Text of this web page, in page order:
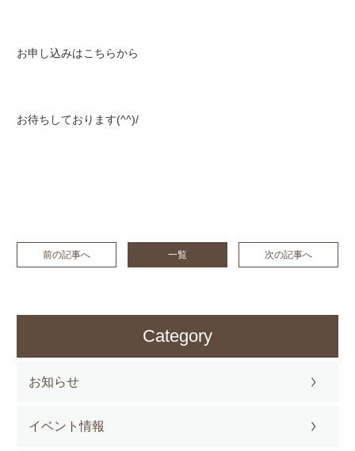
お申し込みはこちらから
お待ちしております(^^)/
前の記事へ 一覧 次の記事へ
Category
お知らせ
イベント情報